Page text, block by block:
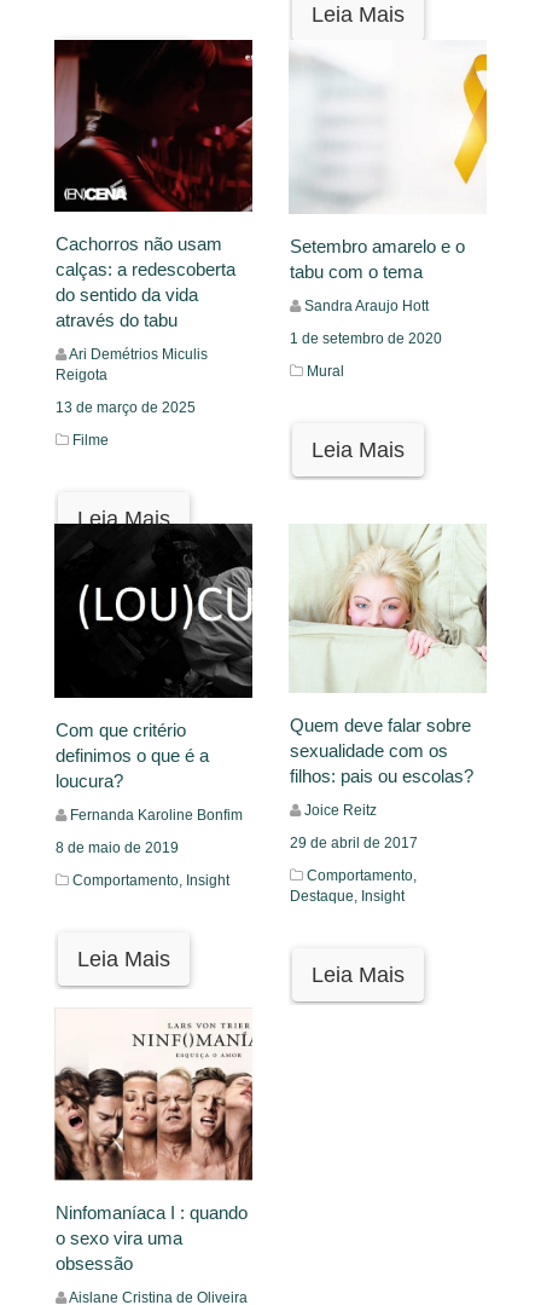
Leia Mais
Leia Mais
Cachorros não usam
calças: a redescoberta
do sentido da vida
através do tabu
Ari Demétrios Miculis
Reigota
13 de março de 2025
Filme
Leia Mais
Setembro amarelo e o
tabu com o tema
Sandra Araujo Hott
1 de setembro de 2020
Mural
Leia Mais
Com que critério
definimos o que é a
loucura?
Fernanda Karoline Bonfim
8 de maio de 2019
Comportamento, Insight
Leia Mais
Quem deve falar sobre
sexualidade com os
filhos: pais ou escolas?
Joice Reitz
29 de abril de 2017
Comportamento,
Destaque, Insight
Leia Mais
Ninfomaníaca I : quando
o sexo vira uma
obsessão
Aislane Cristina de Oliveira